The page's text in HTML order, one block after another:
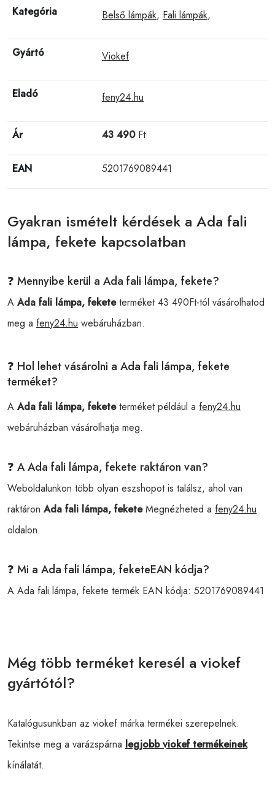
Kategória Belső lámpák, Fali lámpák,
Gyártó Viokef
Eladó feny24.hu
Ár 43 490Ft
EAN 5201769089441
Gyakran ismételt kérdések a Ada fali
lámpa, fekete kapcsolatban
❓ Mennyibe kerül a Ada fali lámpa, fekete?
A Ada fali lámpa, feketeterméket 43 490Ft-tól vásárolhatod
meg a feny24.hu webáruházban.
❓ Hol lehet vásárolni a Ada fali lámpa, fekete
terméket?
A Ada fali lámpa, feketeterméket például a feny24.hu
webáruházban vásárolhatja meg.
❓ A Ada fali lámpa, fekete raktáron van?
Weboldalunkon több olyan eszshopot is találsz, ahol van
raktáron Ada fali lámpa, feketeMegnézheted a feny24.hu
oldalon.
❓ Mi a Ada fali lámpa, feketeEAN kódja?
A Ada fali lámpa, fekete termék EAN kódja: 5201769089441
Még több terméket keresél a viokef
gyártótól?
Katalógusunkban az viokef márka termékei szerepelnek.
Tekintse meg a varázspárna legjobb viokef termékeinek
kínálatát.